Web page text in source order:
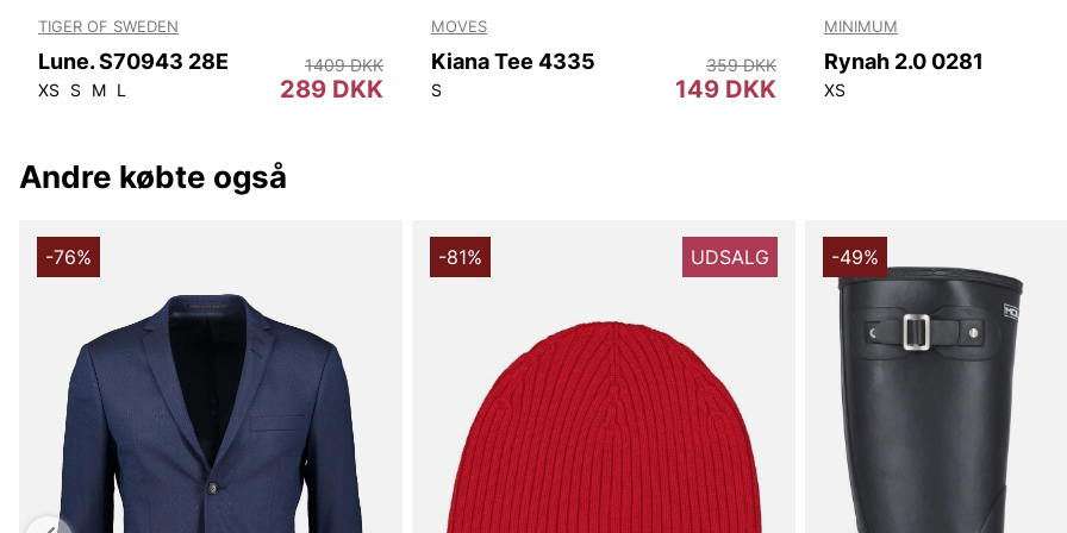
TIGER OF SWEDEN
Lune. S70943 28E
XS S M L 289 DKK
1409 DKK
MOVES
Kiana Tee 4335
S 149 DKK
359 DKK
MINIMUM
Rynah 2.0 0281
XS
Andre købte også
-76% -81% UDSALG -49%